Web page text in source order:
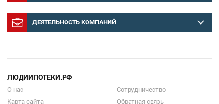
ДЕЯТЕЛЬНОСТЬ КОМПАНИЙ
ЛЮДИИПОТЕКИ.РФ
О нас
Карта сайта
Сотрудничество
Обратная связь